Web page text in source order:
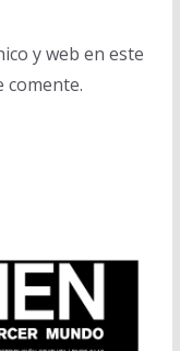
y web en este
comente.